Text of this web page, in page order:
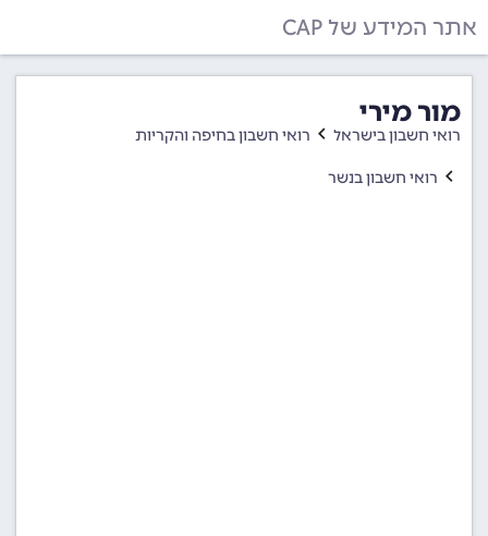
אתר המידע של CAP
מור מירי
רואי חשבון בישראל רואי חשבון בחיפה והקריות
רואי חשבון בנשר